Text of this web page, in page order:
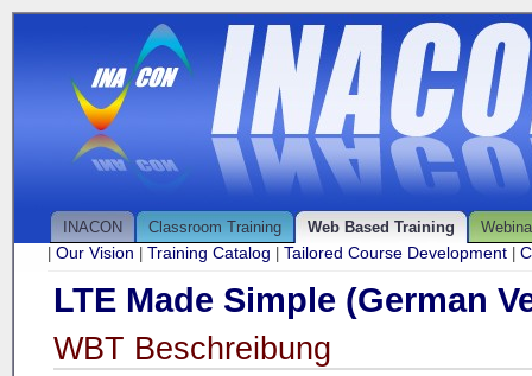
INACON Classroom Training Web Based Training
Our Vision Training Catalog Tailored Course Development
LTE Made Simple (German
WBT Beschreibung